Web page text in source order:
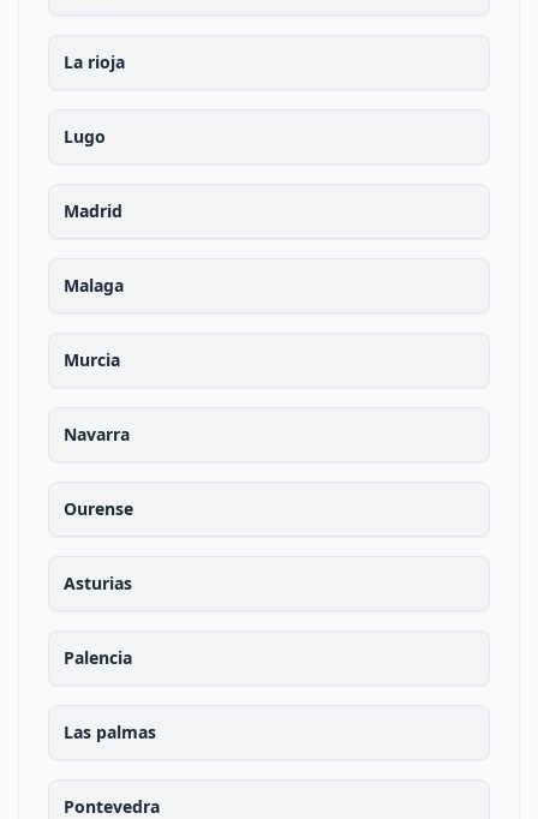
La rioja
Lugo
Madrid
Malaga
Murcia
Navarra
Ourense
Asturias
Palencia
Las palmas
Pontevedra